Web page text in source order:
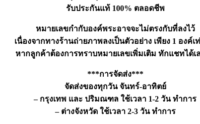
รับประกันแท้ 100% ตลอดชีพ
หมายเลขกำกับองค์พระอาจจะไม่ตรงกับที่ลงไว้
เนื่องจากทางร้านถ่ายภาพลงเป็นตัวอย่าง เพียง 1 องค์เ
หากลูกค้าต้องการทราบหมายเลขเพิ่มเติม ทักแชทได้เ
***การจัดส่ง***
จัดส่งของทุกวัน จันทร์-อาทิตย์
– กรุงเทพ และ ปริมณฑล ใช้เวลา 1-2 วัน ทำการ
– ต่างจังหวัด ใช้เวลา 2-3 วัน ทำการ